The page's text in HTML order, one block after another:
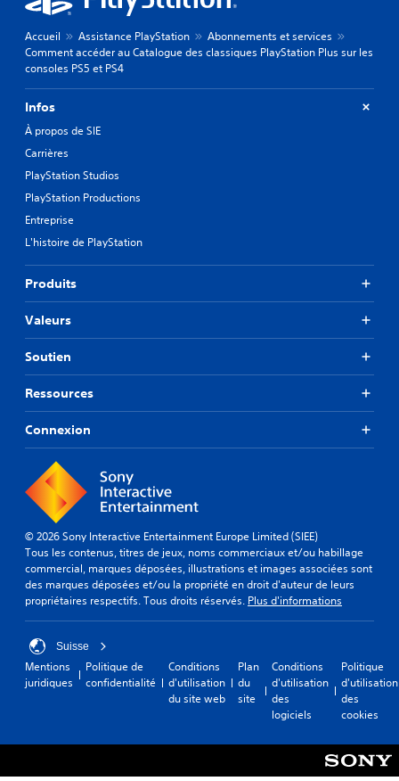
Accueil Assistance PlayStation
Abonnements et services
Comment accéder au Catalogue des classiques PlayStation Plus sur les
consoles PS5 et PS4
Infos
À propos de SIE
Carrières
PlayStation Studios
PlayStation Productions
Entreprise
L'histoire de PlayStation
Produits
Valeurs
Soutien
Ressources
Connexion
© 2026 Sony Interactive Entertainment Europe Limited (SIEE)
Tous les contenus, titres de jeux, noms commerciaux et/ou habillage
commercial, marques déposées, illustrations et images associées sont
des marques déposées et/ou la propriété en droit d'auteur de leurs
propriétaires respectifs. Tous droits réservés. Plus d'informations
Suisse
Mentions
juridiques
Politique de
confidentialité
Conditions
d'utilisation
du site web
Plan
du
site
Conditions
d'utilisation
des
logiciels
Politique
d'utilisation
des
cookies